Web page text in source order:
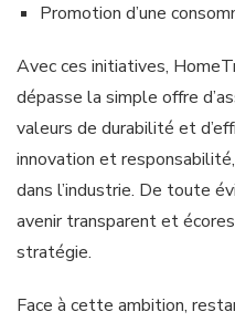
Promotion d’une
Avec ces initiatives,
dépasse la simple offre
valeurs de durabilité et
innovation et
dans l’industrie. De toute
avenir transparent et
stratégie.
Face à cette ambition,